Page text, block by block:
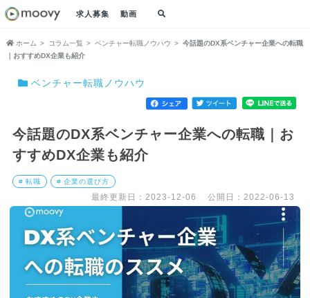
求人募集 動画
ホーム コラム一覧 ベンチャー転職ノウハウ
今話題のDX系ベンチャー企業への転職
｜おすすめDX企業も紹介
ベンチャー転職ノウハウ
今話題のDX系ベンチャー企業への転職｜お
すすめDX企業も紹介
# 転職 # 企業の選び方
最終更新日：2023-12-06 公開日：2022-06-13